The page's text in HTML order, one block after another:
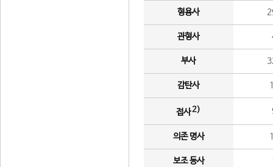
형용사
관형사
부사
감탄사
접사2)
의존 명사
보조 동사